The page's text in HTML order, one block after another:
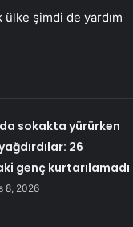
şimdi de yardım
sokakta yürürken
26
genç kurtarılamadı
8, 2026